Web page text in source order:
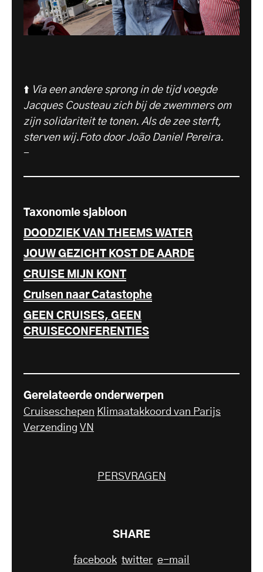
⬆️ Via een andere sprong in de tijd voegde
Jacques Cousteau zich bij de zwemmers om
zijn solidariteit te tonen. Als de zee sterft,
sterven wij.Foto door João Daniel Pereira.
-
Taxonomie sjabloon
DOODZIEK VAN THEEMS WATER
JOUW GEZICHT KOST DE AARDE
CRUISE MIJN KONT
Cruisen naar Catastophe
GEEN CRUISES, GEEN
CRUISECONFERENTIES
Gerelateerde onderwerpen
Cruiseschepen Klimaatakkoord van Parijs
Verzending VN
PERSVRAGEN
SHARE
facebook twitter e-mail